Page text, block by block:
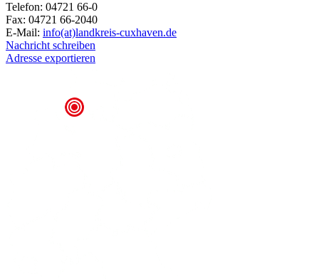
Telefon: 04721 66-0
Fax: 04721 66-2040
E-Mail: info(at)landkreis-cuxhaven.de
Nachricht schreiben
Adresse exportieren